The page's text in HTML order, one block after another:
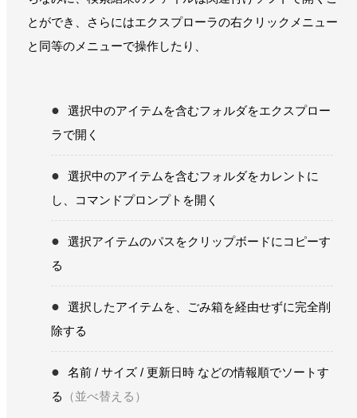
とができ、さらにはエクスプローラの右クリックメニュー
と同等のメニューで操作したり、
選択中のアイテムを含むフォルダをエクスプロー
ラで開く
選択中のアイテムを含むフォルダをカレントに
し、コマンドプロンプトを開く
選択アイテムのパスをクリップボードにコピーす
る
選択したアイテムを、ごみ箱を経由せずに完全削
除する
名前 / サイズ / 更新日時 などの情報順でソートす
る
（並べ替える）